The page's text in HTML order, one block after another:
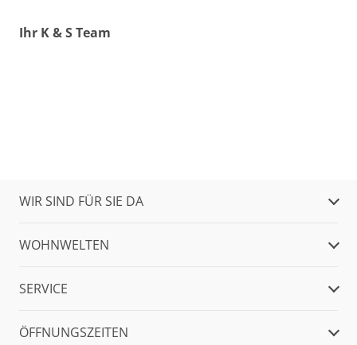
Ihr K & S Team
WIR SIND FÜR SIE DA
WOHNWELTEN
SERVICE
ÖFFNUNGSZEITEN